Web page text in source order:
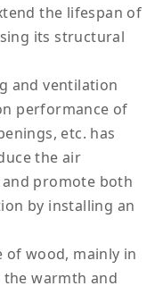
the lifespan of
its structural
and ventilation
performance of
etc. has
the air
promote both
by installing an
wood, mainly in
warmth and